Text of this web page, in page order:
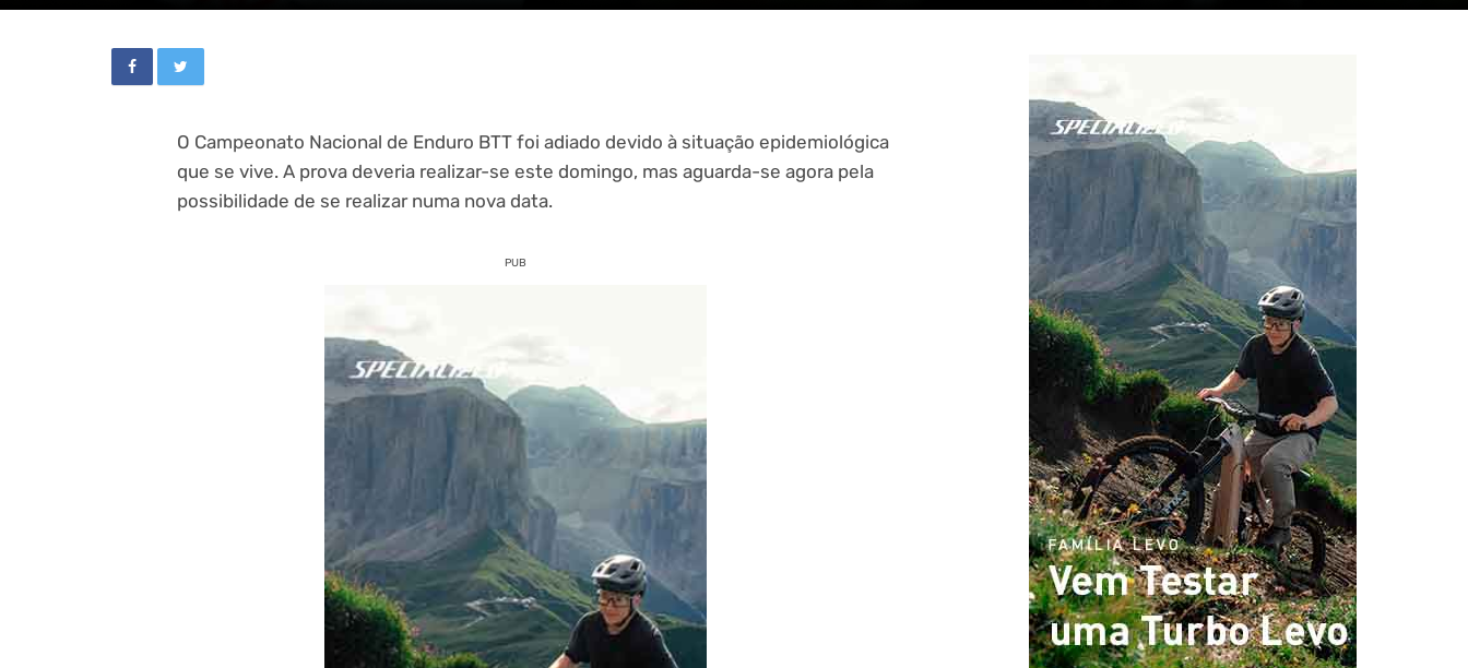
O Campeonato Nacional de Enduro BTT foi adiado devido à situação epidemiológica
que se vive. A prova deveria realizar-se este domingo, mas aguarda-se agora pela
possibilidade de se realizar numa nova data.
PUB